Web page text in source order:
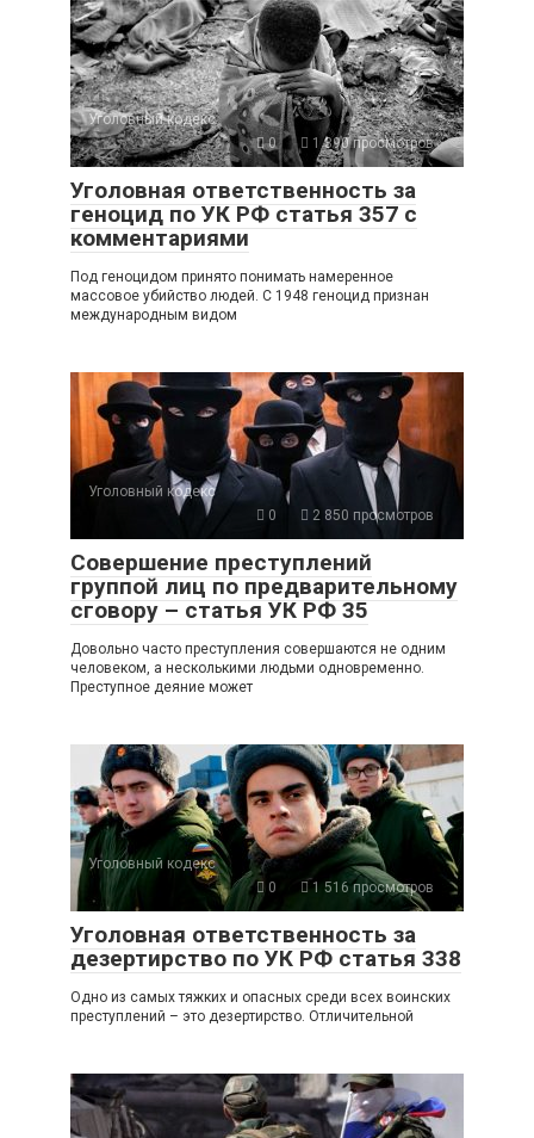
Уголовный кодекс
0
1 390 просмотров
Уголовная ответственность за
геноцид по УК РФ статья 357 с
комментариями
Под геноцидом принято понимать намеренное
массовое убийство людей. С 1948 геноцид признан
международным видом
Уголовный кодекс
0
2 850 просмотров
Совершение преступлений
группой лиц по предварительному
сговору – статья УК РФ 35
Довольно часто преступления совершаются не одним
человеком, а несколькими людьми одновременно.
Преступное деяние может
Уголовный кодекс
0
1 516 просмотров
Уголовная ответственность за
дезертирство по УК РФ статья 338
Одно из самых тяжких и опасных среди всех воинских
преступлений – это дезертирство. Отличительной